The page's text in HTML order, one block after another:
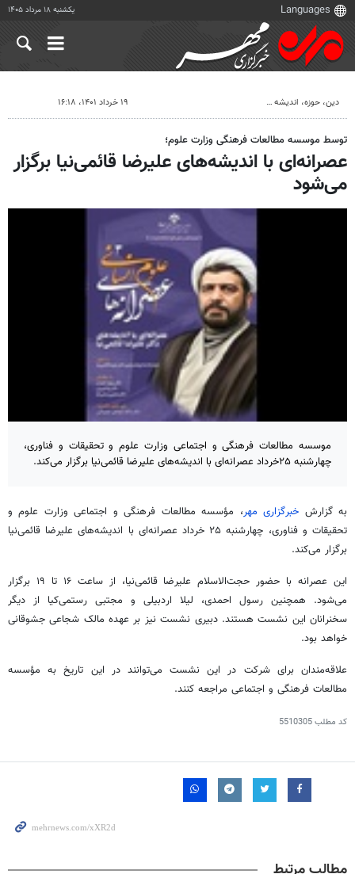
یکشنبه ۱۸ مرداد ۱۴۰۵
دين، حوزه، انديشه ۱۹ خرداد ۱۴۰۱، ۱۶:۱۸
توسط موسسه مطالعات فرهنگی وزارت علوم؛
عصرانه‌ای با اندیشه‌های علیرضا قائمی‌نیا برگزار
می‌شود
موسسه مطالعات فرهنگی و اجتماعی وزارت علوم و تحقیقات و فناوری،
چهارشنبه ۲۵خرداد عصرانه‌ای با اندیشه‌های علیرضا قائمی‌نیا برگزار می‌کند.
به گزارش خبرگزاری مهر، مؤسسه مطالعات فرهنگی و اجتماعی وزارت علوم و
تحقیقات و فناوری، چهارشنبه ۲۵ خرداد عصرانه‌ای با اندیشه‌های علیرضا قائمی‌نیا
برگزار می‌کند.
این عصرانه با حضور حجت‌الاسلام علیرضا قائمی‌نیا، از ساعت ۱۶ تا ۱۹ برگزار
می‌شود. همچنین رسول احمدی، لیلا اردبیلی و مجتبی رستمی‌کیا از دیگر
سخنرانان این نشست هستند. دبیری نشست نیز بر عهده مالک شجاعی جشوقانی
خواهد بود.
علاقه‌مندان برای شرکت در این نشست می‌توانند در این تاریخ به مؤسسه
مطالعات فرهنگی و اجتماعی مراجعه کنند.
کد مطلب5510305
مطالب مرتبط